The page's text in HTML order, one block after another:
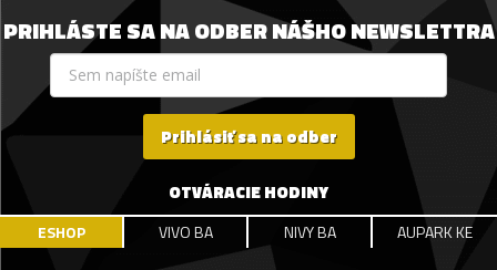
PRIHLÁSTE SA NA ODBER NÁŠHO NEWSLETTRA
Prihlásiť sa na odber
OTVÁRACIE HODINY
ESHOP VIVO BA NIVY BA AUPARK KE